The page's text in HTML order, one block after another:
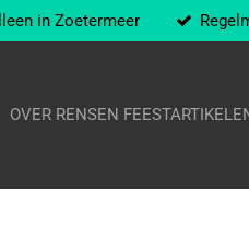
in Zoetermeer
OVER RENSEN